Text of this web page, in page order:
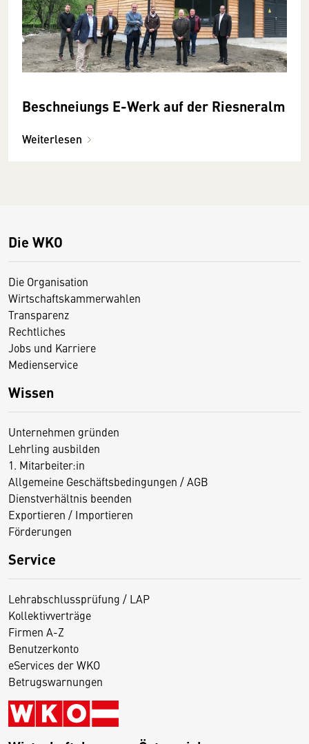
Beschneiungs E-Werk auf der Riesneralm
Weiterlesen
Die WKO
Die Organisation
Wirtschaftskammerwahlen
Transparenz
Rechtliches
Jobs und Karriere
Medienservice
Wissen
Unternehmen gründen
Lehrling ausbilden
1. Mitarbeiter:in
Allgemeine Geschäftsbedingungen / AGB
Dienstverhältnis beenden
Exportieren / Importieren
Förderungen
Service
Lehrabschlussprüfung / LAP
Kollektivverträge
Firmen A-Z
Benutzerkonto
eServices der WKO
Betrugswarnungen